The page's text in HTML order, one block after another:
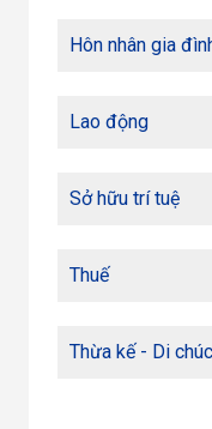
Hôn nhân gia
Lao động
Sở hữu trí tuệ
Thuế
Thừa kế - Di chúc